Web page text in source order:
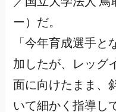
ー）だ。
「今年育成選手
加したが、レッグ
面に向けたまま、
いて細かく指導し